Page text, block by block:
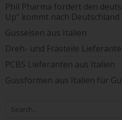
Phil Pharma fordert den
Up“ kommt nach Deutschland
Gusseisen aus Italien
Dreh- und Frästeile
PCBS Lieferanten aus Italien
Gussformen aus Italien für